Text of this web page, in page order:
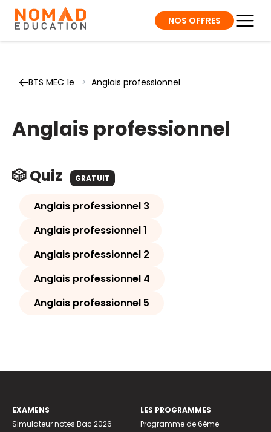
NOS OFFRES
BTS MEC 1e > Anglais professionnel
Anglais professionnel
🎲 Quiz GRATUIT
Anglais professionnel 3
Anglais professionnel 1
Anglais professionnel 2
Anglais professionnel 4
Anglais professionnel 5
EXAMENS
Simulateur notes Bac 2026
LES PROGRAMMES
Programme de 6ème